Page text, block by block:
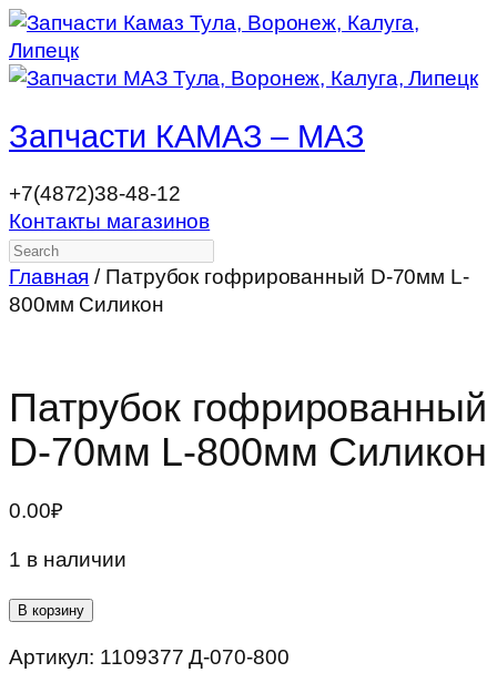
Запчасти КАМАЗ – МАЗ
+7(4872)38-48-12
Контакты магазинов
Search
Главная / Патрубок гофрированный D-70мм L-
800мм Силикон
Патрубок гофрированный
D-70мм L-800мм Силикон
0.00₽
1 в наличии
Количество
Патрубок
В корзину
Артикул: 1109377 Д-070-800